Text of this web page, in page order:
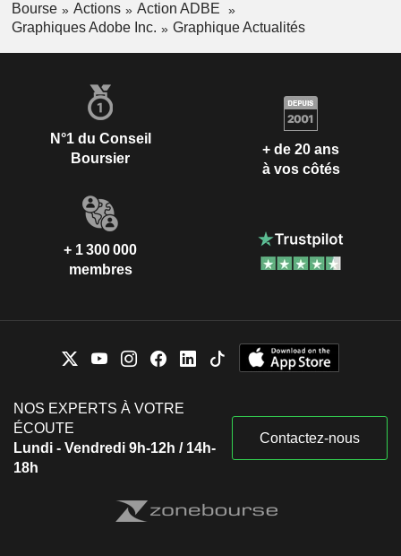
Bourse Actions
Action ADBE
Graphiques Adobe Inc.
Graphique Actualités
N°1 du Conseil
Boursier
+ de 20 ans
à vos côtés
+ 1 300 000
membres
NOS EXPERTS À VOTRE
ÉCOUTE
Lundi - Vendredi 9h-12h / 14h-
18h
Contactez-nous